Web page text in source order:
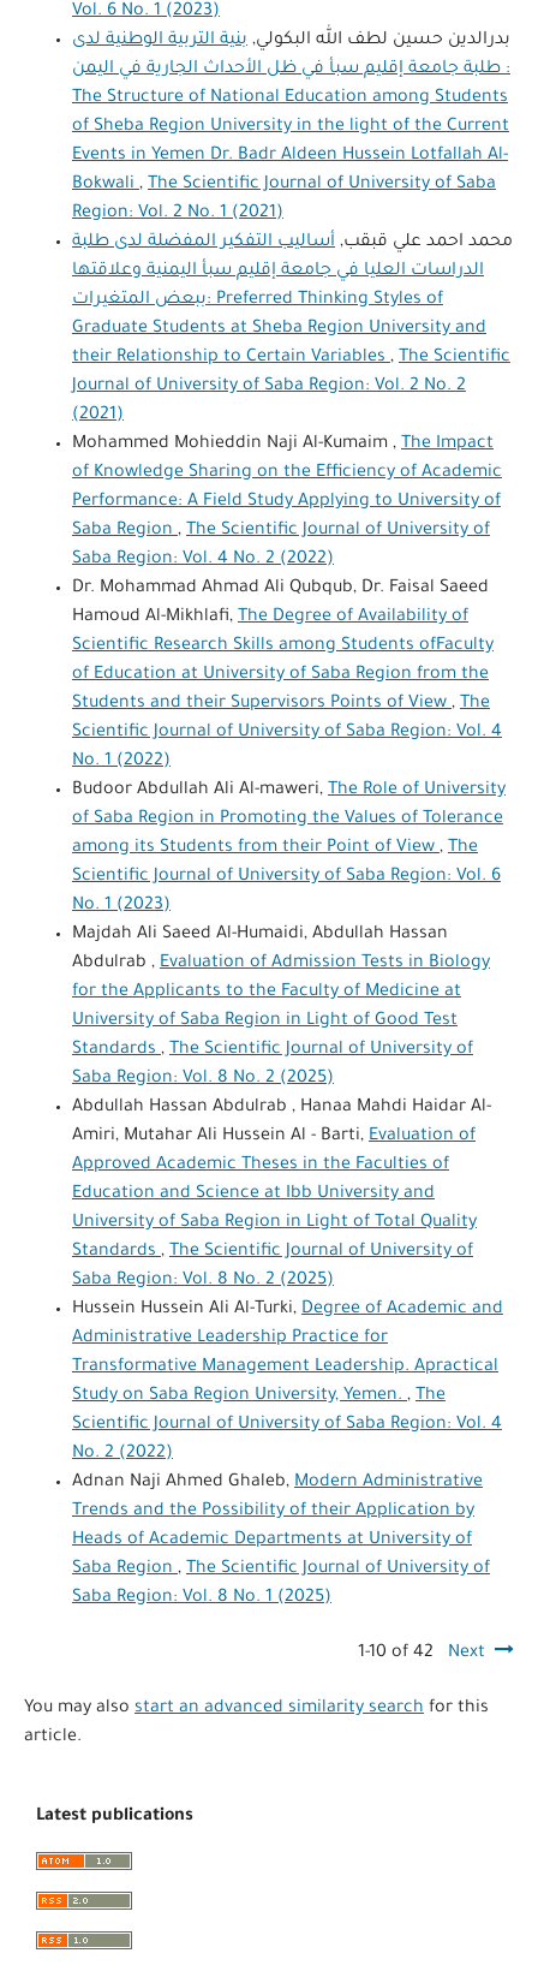
Vol. 6 No. 1 (2023)
بدرالدين حسين لطف الله البكولي,بنية التربية الوطنية لدى
طلبة جامعة إقليم سبأ في ظل الأحداث الجارية في اليمن :
The Structure of National Education among Students
of Sheba Region University in the light of the Current
Events in Yemen Dr. Badr Aldeen Hussein Lotfallah Al-
Bokwali, The Scientific Journal of University of Saba
Region: Vol. 2 No. 1 (2021)
محمد احمد علي قبقب,أساليب التفكير المفضلة لدى طلبة
الدراسات العليا في جامعة إقليم سبأ اليمنية وعلاقتها
ببعض المتغيرات: Preferred Thinking Styles of
Graduate Students at Sheba Region University and
their Relationship to Certain Variables, The Scientific
Journal of University of Saba Region: Vol. 2 No. 2
(2021)
Mohammed Mohieddin Naji Al-Kumaim , The Impact
of Knowledge Sharing on the Efficiency of Academic
Performance: A Field Study Applying to University of
Saba Region, The Scientific Journal of University of
Saba Region: Vol. 4 No. 2 (2022)
Dr. Mohammad Ahmad Ali Qubqub, Dr. Faisal Saeed
Hamoud Al-Mikhlafi, The Degree of Availability of
Scientific Research Skills among Students ofFaculty
of Education at University of Saba Region from the
Students and their Supervisors Points of View, The
Scientific Journal of University of Saba Region: Vol. 4
No. 1 (2022)
Budoor Abdullah Ali Al-maweri, The Role of University
of Saba Region in Promoting the Values of Tolerance
among its Students from their Point of View, The
Scientific Journal of University of Saba Region: Vol. 6
No. 1 (2023)
Majdah Ali Saeed Al-Humaidi, Abdullah Hassan
Abdulrab , Evaluation of Admission Tests in Biology
for the Applicants to the Faculty of Medicine at
University of Saba Region in Light of Good Test
Standards, The Scientific Journal of University of
Saba Region: Vol. 8 No. 2 (2025)
Abdullah Hassan Abdulrab , Hanaa Mahdi Haidar Al-
Amiri, Mutahar Ali Hussein Al - Barti, Evaluation of
Approved Academic Theses in the Faculties of
Education and Science at Ibb University and
University of Saba Region in Light of Total Quality
Standards, The Scientific Journal of University of
Saba Region: Vol. 8 No. 2 (2025)
Hussein Hussein Ali Al-Turki, Degree of Academic and
Administrative Leadership Practice for
Transformative Management Leadership. Apractical
Study on Saba Region University, Yemen., The
Scientific Journal of University of Saba Region: Vol. 4
No. 2 (2022)
Adnan Naji Ahmed Ghaleb, Modern Administrative
Trends and the Possibility of their Application by
Heads of Academic Departments at University of
Saba Region, The Scientific Journal of University of
Saba Region: Vol. 8 No. 1 (2025)
1-10 of 42 Next
You may also start an advanced similarity searchfor this
article.
Latest publications